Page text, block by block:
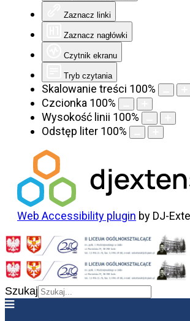
Zaznacz linki
Zaznacz nagłówki
Czytnik ekranu
Tryb czytania
Skalowanie treści 100%
Czcionka 100%
Wysokość linii 100%
Odstęp liter 100%
Web Accessibility plugin by DJ-
Szukaj